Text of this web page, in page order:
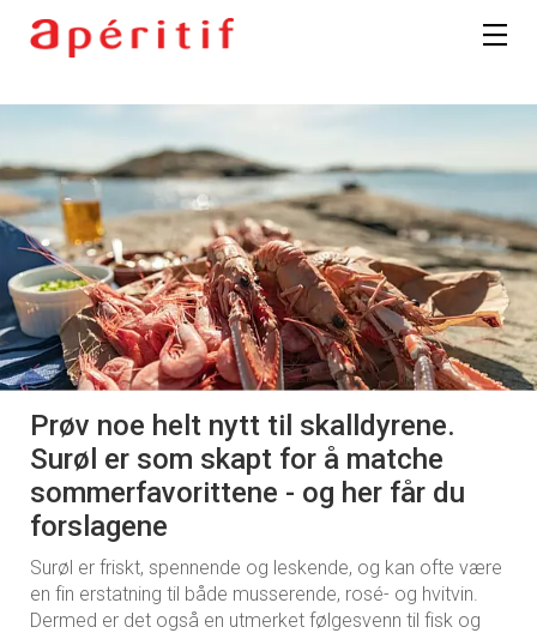
Prøv noe helt nytt til skalldyrene.
Surøl er som skapt for å matche
sommerfavorittene - og her får du
forslagene
Surøl er friskt, spennende og leskende, og kan ofte være
en fin erstatning til både musserende, rosé- og hvitvin.
Dermed er det også en utmerket følgesvenn til fisk og